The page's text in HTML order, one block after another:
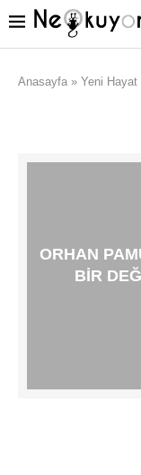
Anasayfa » Yeni Hayat
ORHAN
BIR